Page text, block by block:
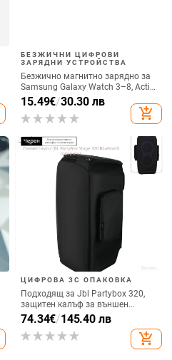
БЕЗЖИЧНИ ЦИФРОВИ
ЗАРЯДНИ УСТРОЙСТВА
Безжично магнитно зарядно за
Samsung Galaxy Watch 3–8, Active
1/2 • QC2.0 • Магнитно зареждане
• 3W / 1A
15.49€/30.30 лв
add_shopping_cart
ЦИФРОВА 3C ОПАКОВКА
Подходящ за Jbl Partybox 320,
защитен калъф за външен
високоговорител, калъф за
количка Stage 320 Audio,
прахозащитно покритие.
74.34€/145.40 лв
add_shopping_cart